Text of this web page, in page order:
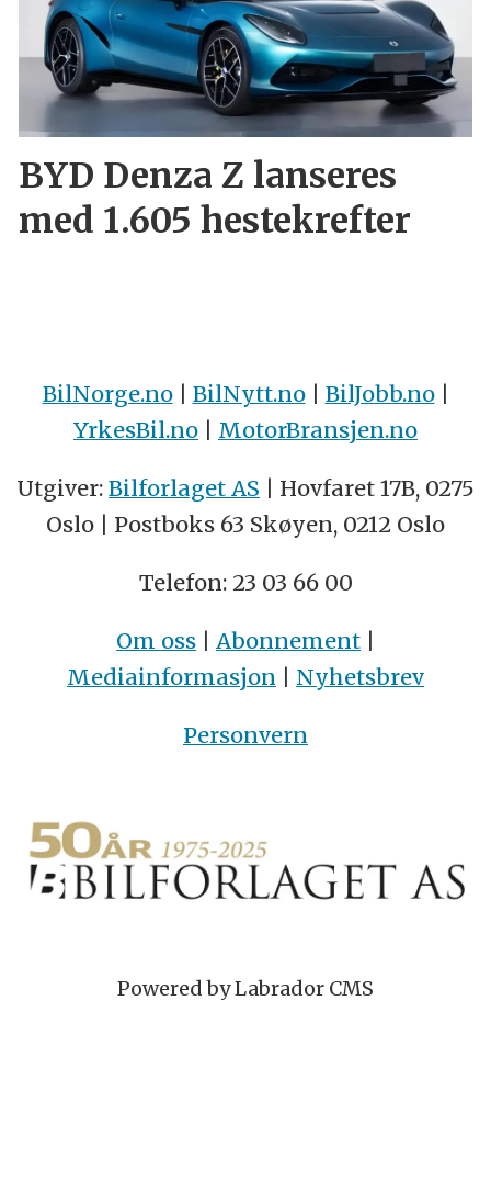
BYD Denza Z lanseres
med 1.605 hestekrefter
BilNorge.no| BilNytt.no| BilJobb.no|
YrkesBil.no | MotorBransjen.no
Utgiver: Bilforlaget AS | Hovfaret 17B, 0275
Oslo | Postboks 63 Skøyen, 0212 Oslo
Telefon: 23 03 66 00
Om oss | Abonnement |
Mediainformasjon | Nyhetsbrev
Personvern
Powered by Labrador CMS